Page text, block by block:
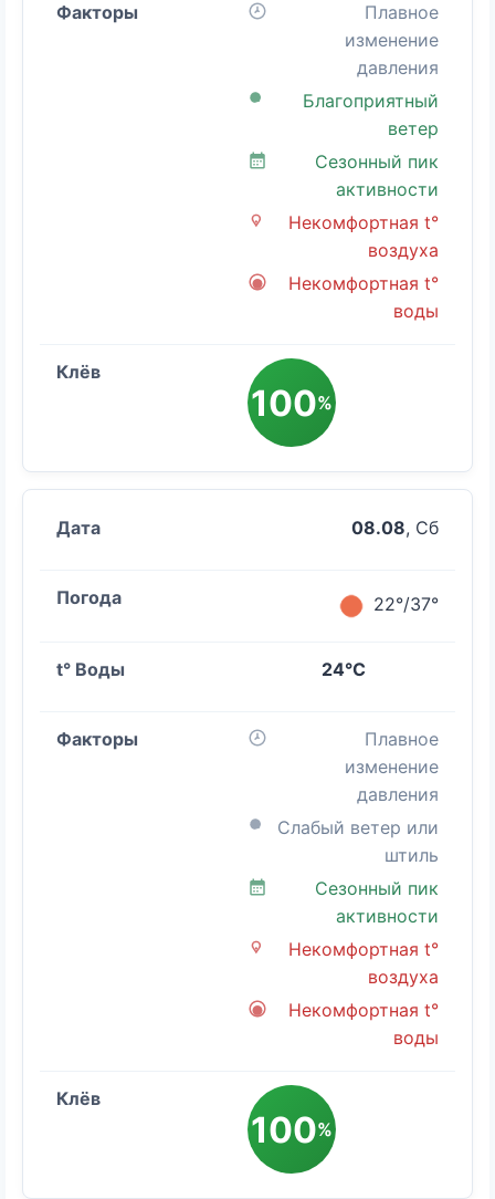
Плавное
изменение
давления
Благоприятный
ветер
Сезонный пик
активности
Некомфортная t°
воздуха
Некомфортная t°
воды
100%
08.08, Сб
22°/37°
24°C
Плавное
изменение
давления
Слабый ветер или
штиль
Сезонный пик
активности
Некомфортная t°
воздуха
Некомфортная t°
воды
100%